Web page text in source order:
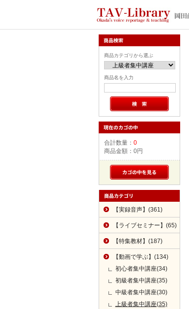
商品カテゴリから選ぶ
商品名を入力
合計数量： 0
商品金額： 0円
【実録音声】(361)
【ライブセミナー】(65)
【特集教材】(187)
【動画で学ぶ】(134)
初心者集中講座(34)
初級者集中講座(35)
中級者集中講座(30)
上級者集中講座(35)